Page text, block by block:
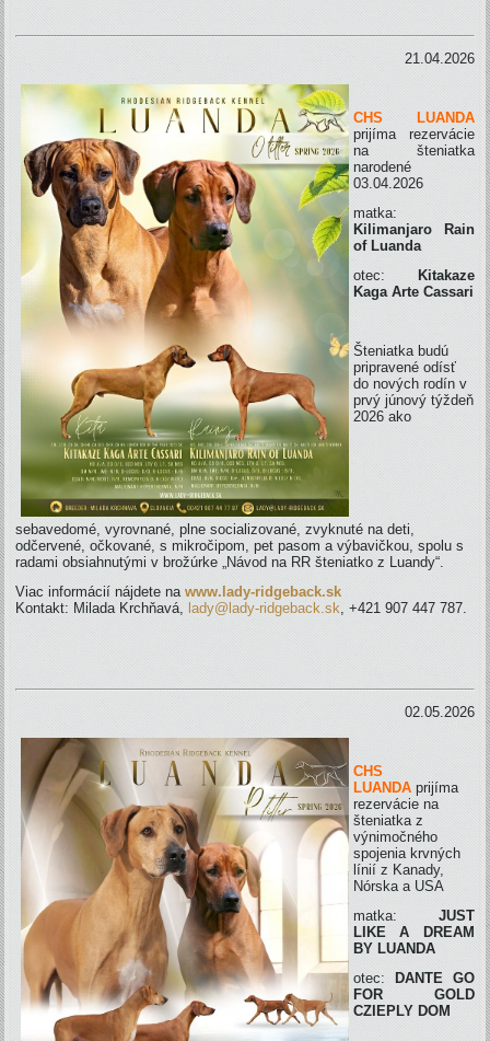
21.04.2026
CHS LUANDA
prijíma rezervácie
na šteniatka
narodené
03.04.2026
matka:
Kilimanjaro Rain
of Luanda
otec:
Kitakaze
Kaga Arte Cassari
Šteniatka budú
pripravené odísť
do nových rodín v
prvý júnový týždeň
2026 ako
sebavedomé, vyrovnané, plne socializované, zvyknuté na deti,
odčervené, očkované, s mikročipom, pet pasom a výbavičkou, spolu s
radami obsiahnutými v brožúrke „Návod na RR šteniatko z Luandy“.
Viac informácií nájdete nawww.lady-ridgeback.sk
Kontakt: Milada Krchňavá, lady@lady-ridgeback.sk, +421 907 447 787.
02.05.2026
CHS
LUANDA prijíma
rezervácie na
šteniatka z
výnimočného
spojenia krvných
línií z Kanady,
Nórska a USA
matka: JUST
LIKE A DREAM
BY LUANDA
otec:
DANTE GO
FOR GOLD
CZIEPLY DOM